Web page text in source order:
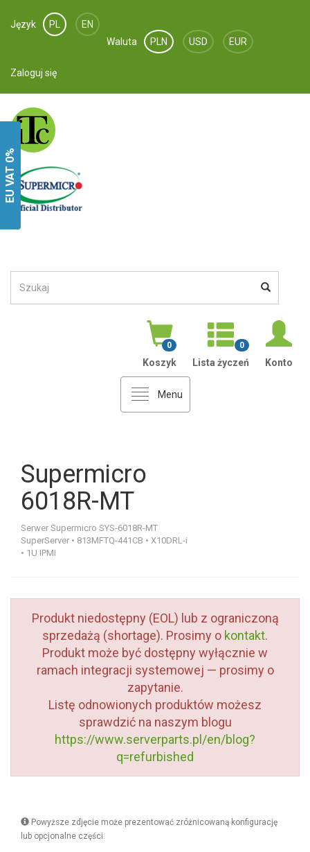
Język PL
EN
Waluta
PLN USD EUR
Zaloguj się
Koszyk
0
Lista życzeń
0
Konto
Menu
Supermicro
6018R-MT
Serwer Supermicro SYS-6018R-MT
SuperServer • 813MFTQ-441CB • X10DRL-i
• 1U IPMI
Produkt niedostępny (EOL) lub z ograniczoną
sprzedażą (shortage). Prosimy o kontakt.
Produkt może być dostępny wyłącznie w
ramach integracji systemowej — prosimy o
zapytanie.
Listę odnowionych produktów możesz
sprawdzić na naszym blogu
https://www.serverparts.pl/en/blog?
q=refurbished
Ta witryna używa plików cookie aby zapewnić jej poprawne
działanie i w celach statystycznych i marketingowych.
Ta strona wykorzystuje pliki cookies. Wykorzystywane są one
w celu poprawnej działalności strony oraz w celach
statystycznych. Pozostając na stronie godzisz się na ich zapis
na urządzeniu zgodnie z jego ustawieniami. Po więcej
informacji zobacz
Niezbędne pliki cookie
Pliki cookie czatu na żywo
Pliki cookie marketingowe i analityczne
AKCEPTUJ WSZYSTKIE
EU VAT 0%